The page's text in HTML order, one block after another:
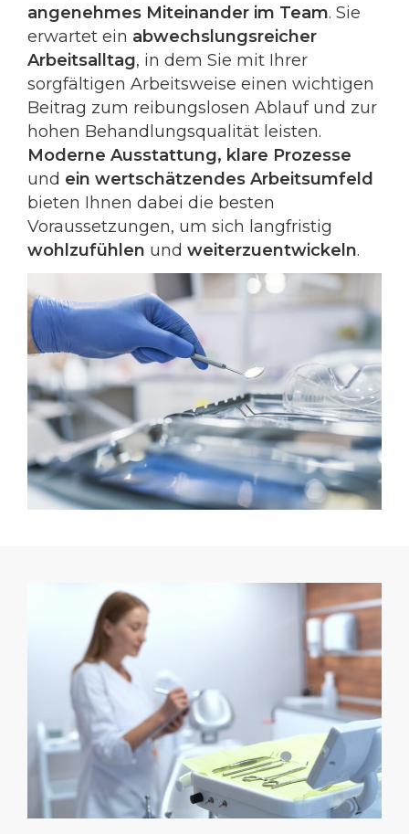
angenehmes Miteinander im Team. Sie
erwartet ein abwechslungsreicher
Arbeitsalltag, in dem Sie mit Ihrer
sorgfältigen Arbeitsweise einen wichtigen
Beitrag zum reibungslosen Ablauf und zur
hohen Behandlungsqualität leisten.
Moderne Ausstattung, klare Prozesse
und ein wertschätzendes Arbeitsumfeld
bieten Ihnen dabei die besten
Voraussetzungen, um sich langfristig
wohlzufühlen und weiterzuentwickeln.